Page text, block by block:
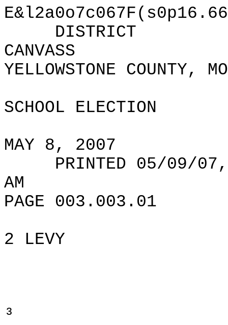
DISTRICT
CANVASS
YELLOWSTONE COUNTY,
SCHOOL ELECTION
MAY 8, 2007
PRINTED 05/09/
AM
PAGE 003.003.01
2 LEVY
³